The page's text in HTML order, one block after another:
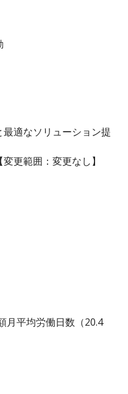
最適なソリューション提
更範囲：変更なし】
月平均労働日数（20.4